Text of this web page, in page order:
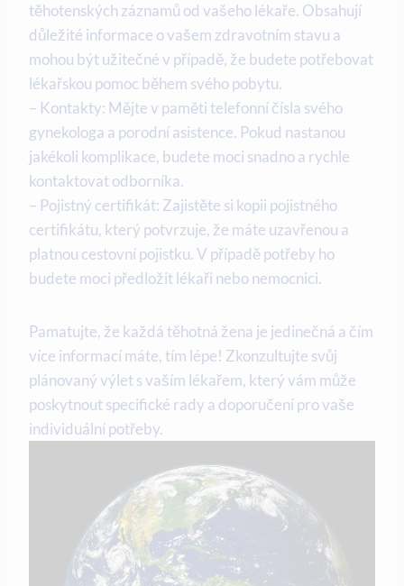
těhotenských záznamů⁣ od vašeho‍ lékaře. Obsahují
důležité informace o vašem zdravotním stavu ‍a
mohou být užitečné​ v případě, že budete potřebovat
lékařskou pomoc během ⁤svého ​pobytu.
– Kontakty: Mějte v​ paměti telefonní čísla svého
gynekologa a porodní asistence. ⁢Pokud nastanou
jakékoli komplikace, budete moci snadno a rychle⁤
kontaktovat odborníka.
– Pojistný certifikát: Zajistěte‌ si kopii ‍pojistného
certifikátu, který potvrzuje, že máte ‌uzavřenou a
platnou cestovní pojistku. V případě potřeby ​ho
budete moci předložit lékaři nebo nemocnici.
Pamatujte, že každá ⁢těhotná žena je jedinečná a⁣ čím
více informací máte, tím​ lépe! Zkonzultujte svůj
plánovaný výlet s vaším lékařem, který vám může
poskytnout specifické rady a doporučení pro vaše
individuální potřeby.